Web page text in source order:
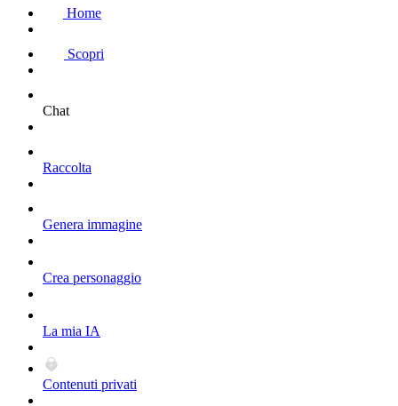
Home
Scopri
Chat
Raccolta
Genera immagine
Crea personaggio
La mia IA
Contenuti privati